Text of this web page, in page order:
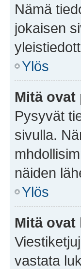
Nämä
jokaisen
Ylös
Mitä
Pysyvät
sivulla.
näiden
Ylös
Mitä
vastata